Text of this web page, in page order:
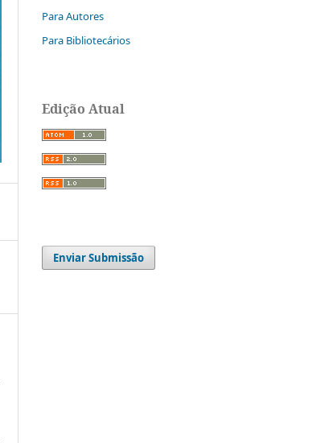
Para Autores
Para Bibliotecários
Edição Atual
Enviar Submissão